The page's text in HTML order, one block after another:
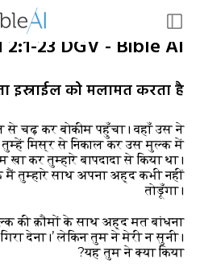
2:1-23 DGV - Bible AI
इस्राईल को मलामत करता है
से चढ़ कर बोकीम पहुँचा। वहाँ उस ने
तुम्हें मिस्र से निकाल कर उस मुल्क में
कर तुम्हारे बापदादा से किया था।
तुम्हारे साथ अपना अह्द कभी नहीं
तोड़ूँगा।
की क़ौमों के साथ अह्द मत बांधना
देना।’ लेकिन तुम ने मेरी न सुनी।
यह तुम ने क्या किया?